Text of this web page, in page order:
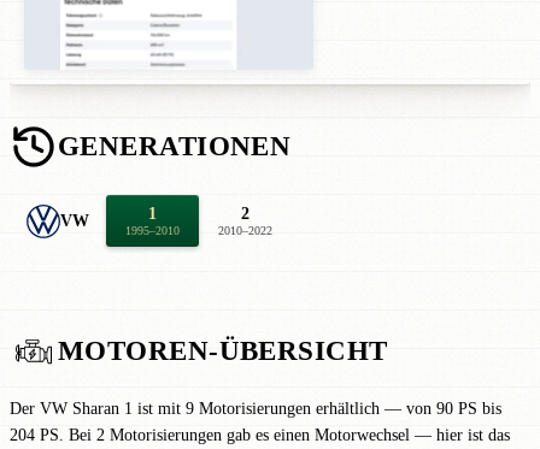
GENERATIONEN
VW 1
1995–2010
2
2010–2022
MOTOREN-ÜBERSICHT
Der VW Sharan 1 ist mit 9 Motorisierungen erhältlich — von 90 PS bis
204 PS. Bei 2 Motorisierungen gab es einen Motorwechsel — hier ist das